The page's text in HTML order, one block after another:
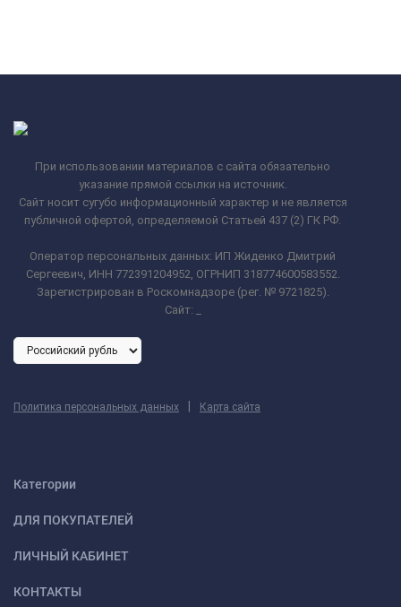
При использовании материалов с сайта обязательно
указание прямой ссылки на источник.
Сайт носит сугубо информационный характер и не является
публичной офертой, определяемой Статьей 437 (2) ГК РФ.
Оператор персональных данных: ИП Жиденко Дмитрий
Сергеевич, ИНН 772391204952, ОГРНИП 318774600583552.
Зарегистрирован в Роскомнадзоре (рег. № 9721825).
Сайт:
Политика персональных данных Карта сайта
Категории
ДЛЯ ПОКУПАТЕЛЕЙ
ЛИЧНЫЙ КАБИНЕТ
КОНТАКТЫ